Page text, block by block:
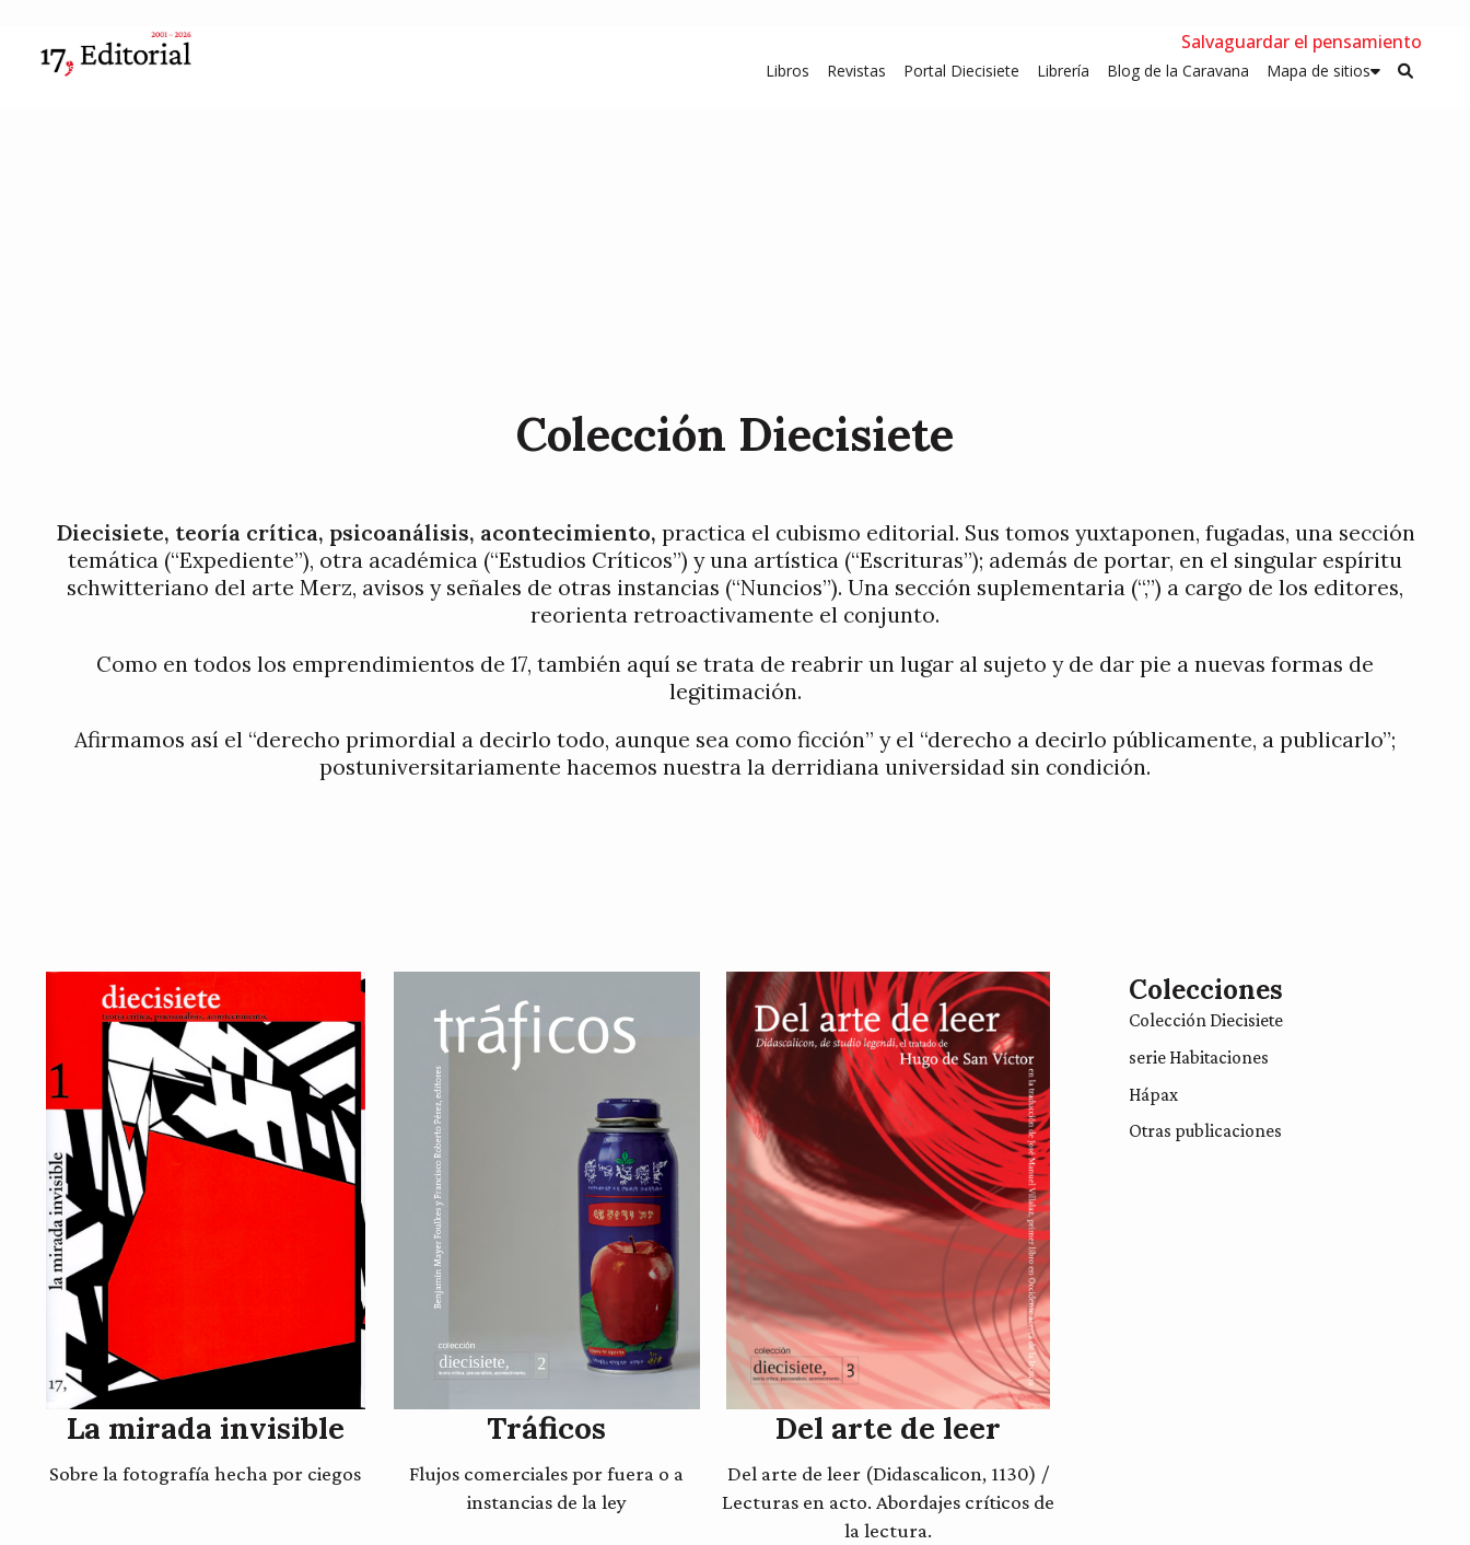
Salvaguardar el pensamiento
Libros Revistas Portal Diecisiete Librería Blog de la Caravana Mapa de sitios
Colección Diecisiete
Diecisiete, teoría crítica, psicoanálisis, acontecimiento, practica el cubismo editorial. Sus tomos yuxtaponen, fugadas, una sección
temática (“Expediente”), otra académica (“Estudios Críticos”) y una artística (“Escrituras”); además de portar, en el singular espíritu
schwitteriano del arte Merz, avisos y señales de otras instancias (“Nuncios”). Una sección suplementaria (“,”) a cargo de los editores,
reorienta retroactivamente el conjunto.
Como en todos los emprendimientos de 17, también aquí se trata de reabrir un lugar al sujeto y de dar pie a nuevas formas de
legitimación.
Afirmamos así el “derecho primordial a decirlo todo, aunque sea como ficción” y el “derecho a decirlo públicamente, a publicarlo”;
postuniversitariamente hacemos nuestra la derridiana universidad sin condición.
La mirada invisible
Sobre la fotografía hecha por ciegos
Tráficos
Flujos comerciales por fuera o a
instancias de la ley
Del arte de leer
Del arte de leer (Didascalicon, 1130) /
Lecturas en acto. Abordajes críticos de
la lectura.
Colecciones
Colección Diecisiete
serie Habitaciones
Hápax
Otras publicaciones